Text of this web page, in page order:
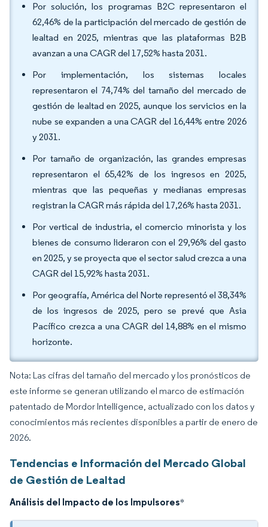
Por solución, los programas B2C representaron el
62,46% de la participación del mercado de gestión de
lealtad en 2025, mientras que las plataformas B2B
avanzan a una CAGR del 17,52% hasta 2031.
Por implementación, los sistemas locales
representaron el 74,74% del tamaño del mercado de
gestión de lealtad en 2025, aunque los servicios en la
nube se expanden a una CAGR del 16,44% entre 2026
y 2031.
Por tamaño de organización, las grandes empresas
representaron el 65,42% de los ingresos en 2025,
mientras que las pequeñas y medianas empresas
registran la CAGR más rápida del 17,26% hasta 2031.
Por vertical de industria, el comercio minorista y los
bienes de consumo lideraron con el 29,96% del gasto
en 2025, y se proyecta que el sector salud crezca a una
CAGR del 15,92% hasta 2031.
Por geografía, América del Norte representó el 38,34%
de los ingresos de 2025, pero se prevé que Asia
Pacífico crezca a una CAGR del 14,88% en el mismo
horizonte.
Nota: Las cifras del tamaño del mercado y los pronósticos de
este informe se generan utilizando el marco de estimación
patentado de Mordor Intelligence, actualizado con los datos y
conocimientos más recientes disponibles a partir de enero de
2026.
Tendencias e Información del Mercado Global
de Gestión de Lealtad
Análisis del Impacto de los Impulsores*